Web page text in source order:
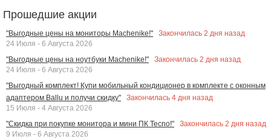
Прошедшие акции
"Выгодные цены на мониторы Machenike!" Закончилась 2 дня назад
24 Июля - 6 Августа 2026
"Выгодные цены на ноутбуки Machenike!"
Закончилась 2 дня назад
24 Июля - 6 Августа 2026
"Выгодный комплект! Купи мобильный кондиционер в комплекте с оконным
адаптером Ballu и получи скидку"
Закончилась 4 дня назад
15 Июля - 4 Августа 2026
"Скидка при покупке монитора и мини ПК Tecno!"
Закончилась 2 дня назад
9 Июля - 6 Августа 2026